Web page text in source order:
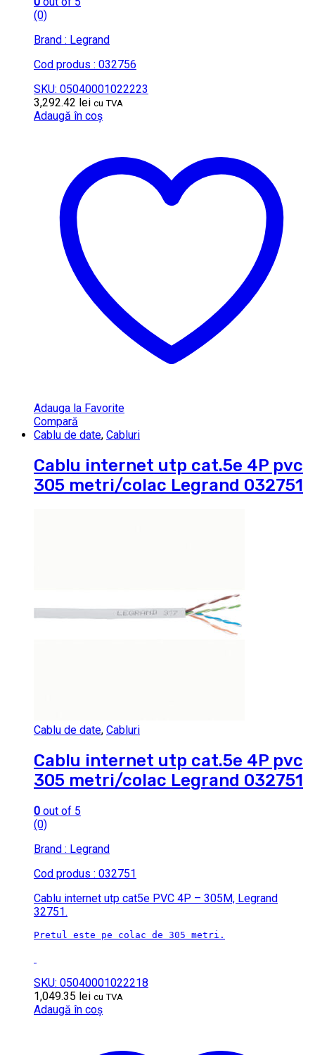
(0)
Brand : Legrand
Cod produs : 032756
SKU: 05040001022223
3,292.42 lei cu TVA
Adaugă în coș
Adauga la Favorite
Compară
Cablu de date, Cabluri
Cablu internet utp cat.5e 4P pvc
305 metri/colac Legrand 032751
Cablu de date, Cabluri
Cablu internet utp cat.5e 4P pvc
305 metri/colac Legrand 032751
0 out of 5
(0)
Brand : Legrand
Cod produs : 032751
Cablu internet utp cat5e PVC 4P – 305M, Legrand
32751.
Pretul este pe colac de 305 metri.
SKU: 05040001022218
1,049.35 lei cu TVA
Adaugă în coș